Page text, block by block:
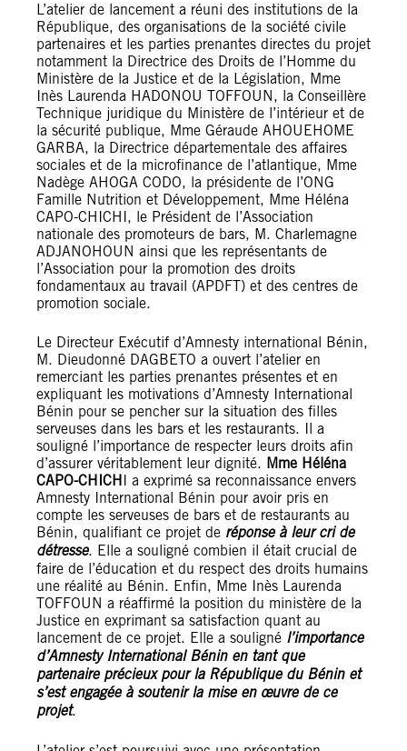
L’atelier de lancement a réuni des institutions de la
République, des organisations de la société civile
partenaires et les parties prenantes directes du projet
notamment la Directrice des Droits de l’Homme du
Ministère de la Justice et de la Législation, Mme
Inès Laurenda HADONOU TOFFOUN, la Conseillère
Technique juridique du Ministère de l’intérieur et de
la sécurité publique, Mme Géraude AHOUEHOME
GARBA, la Directrice départementale des affaires
sociales et de la microfinance de l’atlantique, Mme
Nadège AHOGA CODO, la présidente de l’ONG
Famille Nutrition et Développement, Mme Héléna
CAPO-CHICHI, le Président de l’Association
nationale des promoteurs de bars, M. Charlemagne
ADJANOHOUN ainsi que les représentants de
l’Association pour la promotion des droits
fondamentaux au travail (APDFT) et des centres de
promotion sociale.
Le Directeur Exécutif d’Amnesty international Bénin,
M. Dieudonné DAGBETO a ouvert l’atelier en
remerciant les parties prenantes présentes et en
expliquant les motivations d’Amnesty International
Bénin pour se pencher sur la situation des filles
serveuses dans les bars et les restaurants. Il a
souligné l’importance de respecter leurs droits afin
d’assurer véritablement leur dignité. Mme Héléna
CAPO-CHICHI a exprimé sa reconnaissance envers
Amnesty International Bénin pour avoir pris en
compte les serveuses de bars et de restaurants au
Bénin, qualifiant ce projet de réponse à leur cri de
détresse. Elle a souligné combien il était crucial de
faire de l’éducation et du respect des droits humains
une réalité au Bénin. Enfin, Mme Inès Laurenda
TOFFOUN a réaffirmé la position du ministère de la
Justice en exprimant sa satisfaction quant au
lancement de ce projet. Elle a souligné l’importance
d’Amnesty International Bénin en tant que
partenaire précieux pour la République du Bénin et
s’est engagée à soutenir la mise en œuvre de ce
projet.